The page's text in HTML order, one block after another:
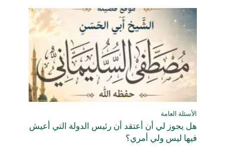
الأسئلة العامة
هل يجوز لي أن أعتقد أن رئيس الدولة التي أعيش
فيها ليس ولي أمري؟